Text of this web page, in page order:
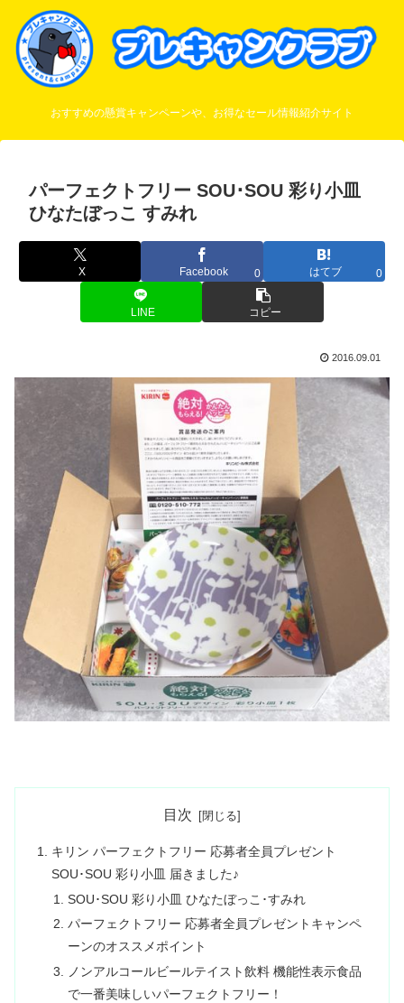
おすすめの懸賞キャンペーンや、お得なセール情報紹介サイト
パーフェクトフリー SOU･SOU 彩り小皿
ひなたぼっこ すみれ
X Facebook 0 はてブ 0
LINE コピー
2016.09.01
目次
キリン パーフェクトフリー 応募者全員プレゼント
SOU･SOU 彩り小皿 届きました♪
SOU･SOU 彩り小皿 ひなたぼっこ･すみれ
パーフェクトフリー 応募者全員プレゼントキャンペ
ーンのオススメポイント
ノンアルコールビールテイスト飲料 機能性表示食品
で一番美味しいパーフェクトフリー！